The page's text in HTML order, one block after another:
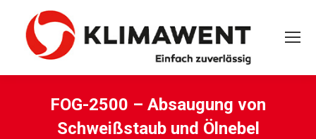
FOG-2500 – Absaugung von
Schweißstaub und Ölnebel